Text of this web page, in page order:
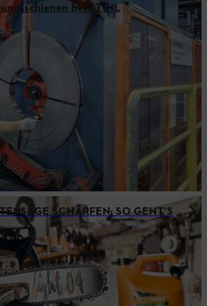
bei STIHL
SCHÄRFEN: SO GEHT’S